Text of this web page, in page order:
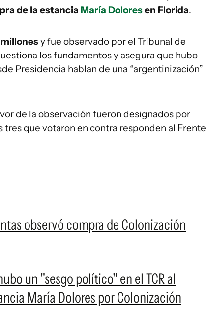
de la estancia María Doloresen Florida.
millonesy fue observado por el Tribunal de
los fundamentos y asegura que hubo
Presidencia hablan de una “argentinización”
de la observación fueron designados por
que votaron en contra responden al Frente
observó compra de Colonización
un "sesgo político" en el TCR al
María Dolores por Colonización